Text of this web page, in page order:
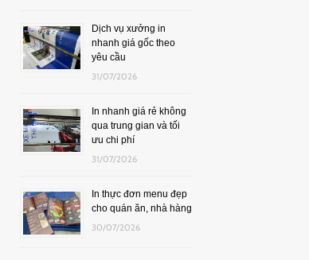
Dịch vụ xưởng in
nhanh giá gốc theo
yêu cầu
31/07/2026
In nhanh giá rẻ không
qua trung gian và tối
ưu chi phí
31/07/2026
In thực đơn menu đẹp
cho quán ăn, nhà hàng
30/07/2026